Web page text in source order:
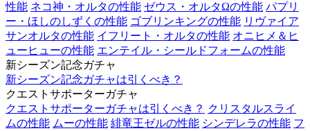
性能 ネコ神・オルタの性能 ゼウス・オルタΩの性能 パプリ
ー・ほしのしずくの性能 ゴブリンキングの性能 リヴァイア
サンオルタの性能 イフリート・オルタの性能 オニヒメ＆ヒ
ューヒューの性能 エンテイル・シールドフォームの性能
新シーズン記念ガチャ
新シーズン記念ガチャは引くべき？
クエストサポーターガチャ
クエストサポーターガチャは引くべき？ クリスタルスライ
ムの性能 ムーの性能 緋竜王ゼルの性能 シンデレラの性能 フ